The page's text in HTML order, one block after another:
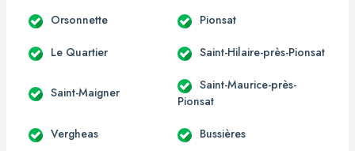
Orsonnette Pionsat
Le Quartier Saint-Hilaire-près-Pionsat
Saint-Maigner
Saint-Maurice-près-
Pionsat
Vergheas Bussières